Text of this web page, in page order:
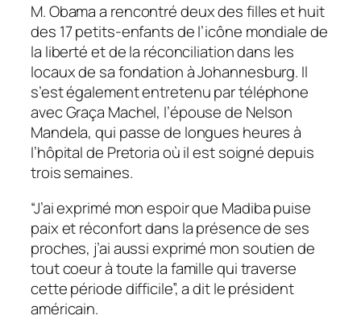
M. Obama a rencontré deux des filles et huit
des 17 petits-enfants de l’icône mondiale de
la liberté et de la réconciliation dans les
locaux de sa fondation à Johannesburg. Il
s’est également entretenu par téléphone
avec Graça Machel, l’épouse de Nelson
Mandela, qui passe de longues heures à
l’hôpital de Pretoria où il est soigné depuis
trois semaines.
“J’ai exprimé mon espoir que Madiba puise
paix et réconfort dans la présence de ses
proches, j’ai aussi exprimé mon soutien de
tout coeur à toute la famille qui traverse
cette période difficile”, a dit le président
américain.